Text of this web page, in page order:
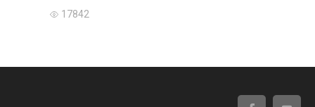
17842